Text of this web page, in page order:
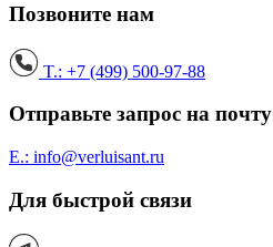
Позвоните нам
T.: +7 (499) 500-97-88
Отправьте запрос на почту
E.: info@verluisant.ru
Для быстрой связи